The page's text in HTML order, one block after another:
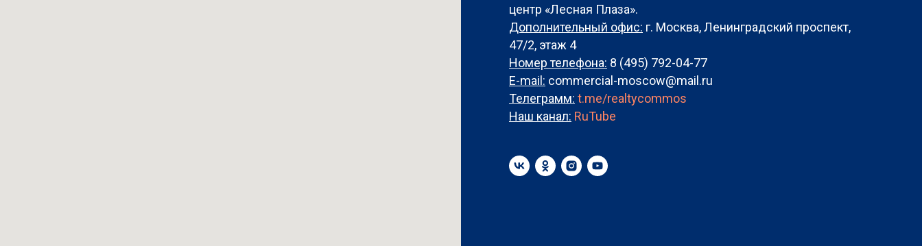
центр «Лесная Плаза».
Дополнительный офис: г. Москва, Ленинградский проспект,
47/2, этаж 4
Номер телефона: 8 (495) 792-04-77
E-mail: commercial-moscow@mail.ru
Телеграмм: t.me/realtycommos
Наш канал: RuTube